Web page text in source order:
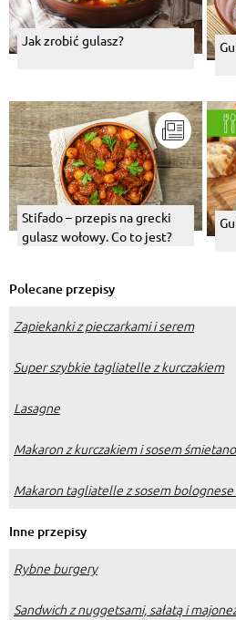
Jak zrobić gulasz?
Stifado – przepis na grecki
gulasz wołowy. Co to jest?
Polecane przepisy
Zapiekanki z pieczarkami i serem
Super szybkie tagliatelle z kurczakiem
Lasagne
Makaron z kurczakiem i sosem
Makaron tagliatelle z sosem
Inne przepisy
Rybne burgery
Sandwich z nuggetsami, sałatą i